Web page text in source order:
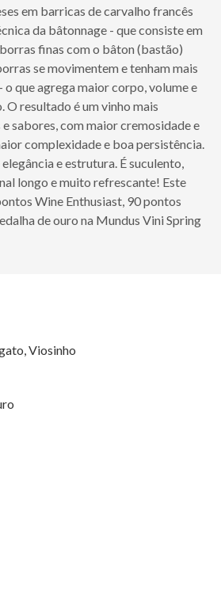
em barricas de carvalho francês
da bâtonnage - que consiste em
finas com o bâton (bastão)
se movimentem e tenham mais
que agrega maior corpo, volume e
O resultado é um vinho mais
sabores, com maior cremosidade e
complexidade e boa persistência.
e estrutura. É suculento,
longo e muito refrescante! Este
Wine Enthusiast, 90 pontos
de ouro na Mundus Vini Spring
Viosinho